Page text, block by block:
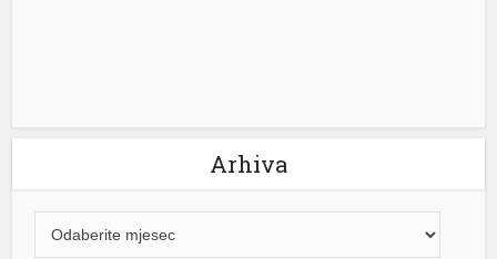
Arhiva